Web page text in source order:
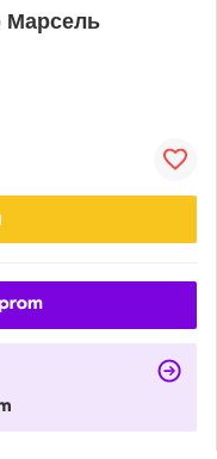
Марсель